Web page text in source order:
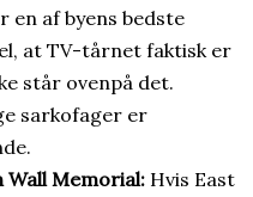
en af byens bedste
at TV-tårnet faktisk er
står ovenpå det.
sarkofager er
Wall Memorial: Hvis East